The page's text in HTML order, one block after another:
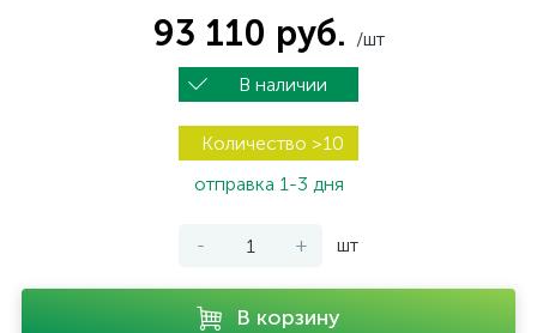
93 110 руб. /шт
В наличии
Количество >10
отправка 1-3 дня
- + шт
В корзину